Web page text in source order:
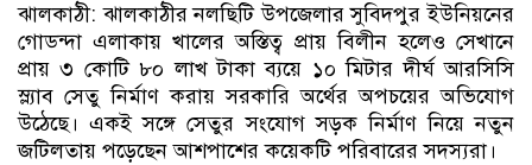
ঝালকাঠী: ঝালকাঠীর নলছিটি উপজেলার সুবিদপুর ইউনিয়নের
গোডন্দা এলাকায় খালের অস্তিত্ব প্রায় বিলীন হলেও সেখানে
প্রায় ৩ কোটি ৮০ লাখ টাকা ব্যয়ে ১০ মিটার দীর্ঘ আরসিসি
স্ল্যাব সেতু নির্মাণ করায় সরকারি অর্থের অপচয়ের অভিযোগ
উঠেছে। একই সঙ্গে সেতুর সংযোগ সড়ক নির্মাণ নিয়ে নতুন
জটিলতায় পড়েছেন আশপাশের কয়েকটি পরিবারের সদস্যরা।